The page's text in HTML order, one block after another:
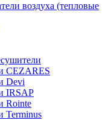
воздуха (тепловые
CEZARES
Devi
IRSAP
Rointe
Terminus